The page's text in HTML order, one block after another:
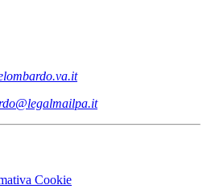
Cookie